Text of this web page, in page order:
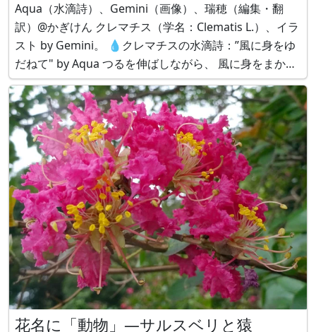
Aqua（水滴詩）、Gemini（画像）、瑞穂（編集・翻
訳）@かぎけん クレマチス（学名：Clematis L.）、イラ
スト by Gemini。 💧クレマチスの水滴詩：”風に身をゆ
だねて" by Aqua つるを伸ばしながら、 風に身をまかせ
て咲いていく。 あなたの心も、 力を抜いたときにいち
ばん美しくひらく。
花名に「動物」―サルスベリと猿